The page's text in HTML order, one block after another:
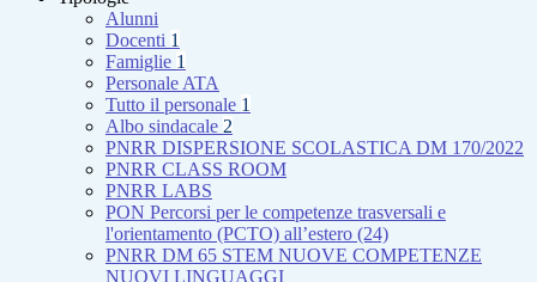
Alunni
Docenti 1
Famiglie 1
Personale ATA
Tutto il personale 1
Albo sindacale 2
PNRR DISPERSIONE SCOLASTICA DM 170/2022
PNRR CLASS ROOM
PNRR LABS
PON Percorsi per le competenze trasversali e
l'orientamento (PCTO) all’estero (24)
PNRR DM 65 STEM NUOVE COMPETENZE
NUOVI LINGUAGGI